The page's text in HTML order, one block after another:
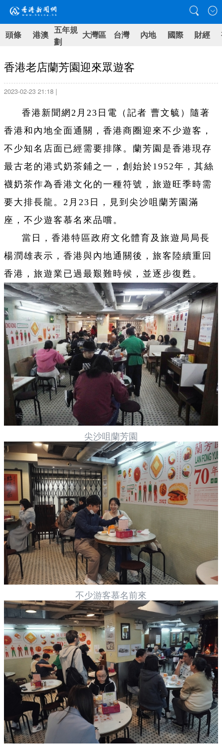
頭條 港澳 五年規
劃
大灣區 台灣 內地 國際 財經
香港老店蘭芳園迎來眾遊客
2023-02-23 21:18 |
香港新聞網2月23日電（記者 曹文毓）隨著
香港和內地全面通關，香港商圈迎來不少遊客，
不少知名店面已經需要排隊。蘭芳園是香港現存
最古老的港式奶茶鋪之一，創始於1952年，其絲
襪奶茶作為香港文化的一種符號，旅遊旺季時需
要大排長龍。2月23日，見到尖沙咀蘭芳園滿
座，不少遊客慕名來品嚐。
當日，香港特區政府文化體育及旅遊局局長
楊潤雄表示，香港與內地通關後，旅客陸續重回
香港，旅遊業已過最艱難時候，並逐步復甦。
尖沙咀蘭芳園
不少游客慕名前來